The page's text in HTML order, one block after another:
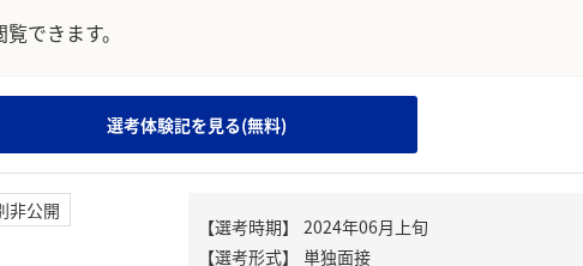
できます。
選考体験記を見る(無料)
非公開